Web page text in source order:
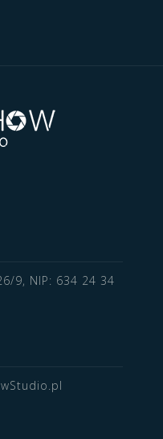
9, NIP: 634 24 34